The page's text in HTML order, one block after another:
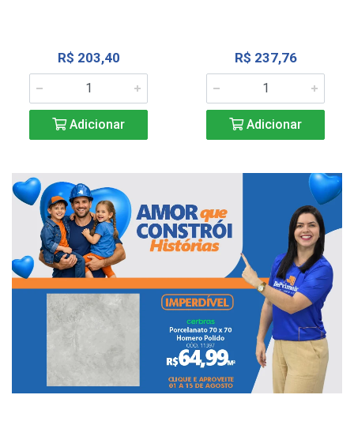
R$ 203,40
Adicionar
R$ 237,76
Adicionar